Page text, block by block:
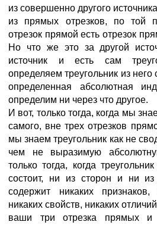
из совершенно другого
из прямых отрезков, по той
отрезок прямой есть отрезок
Но что же это за другой
источник и есть сам
определяем треугольник из него
определенная абсолютная
определим ни через что другое.
И вот, только тогда, когда мы
самого, вне трех отрезков
мы знаем треугольник как не
чем не выразимую
только тогда, когда
состоит, ни из сторон и ни
содержит никаких признаков,
никаких свойств, никаких
ваши три отрезка прямых и